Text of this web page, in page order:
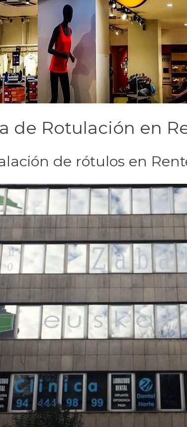
de Rotulación en
de rótulos en